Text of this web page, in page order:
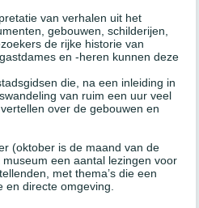
van verhalen uit het
gebouwen, schilderijen,
de rijke historie van
en -heren kunnen deze
die, na een inleiding in
van ruim een uur veel
over de gebouwen en
(oktober is de maand van de
een aantal lezingen voor
met thema’s die een
en directe omgeving.